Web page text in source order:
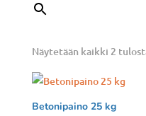
Näytetään kaikki 2
Betonipaino 25 kg